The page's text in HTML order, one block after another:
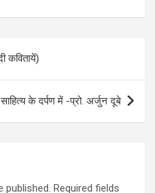
कवितायें)
के दर्पण में -प्रो. अर्जुन दूबे
published. Required fields